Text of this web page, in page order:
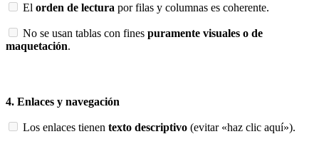
El orden de lectura por filas y columnas es coherente.
No se usan tablas con fines puramente visuales o de
maquetación.
4. Enlaces y navegación
Los enlaces tienen texto descriptivo (evitar «haz clic aquí»).